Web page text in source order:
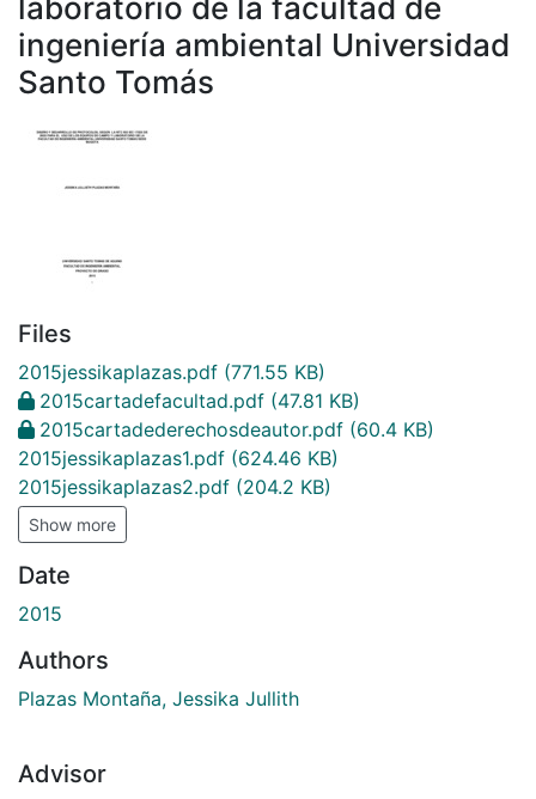
laboratorio de la facultad de
ingeniería ambiental Universidad
Santo Tomás
Files
2015jessikaplazas.pdf (771.55 KB)
2015cartadefacultad.pdf (47.81 KB)
2015cartadederechosdeautor.pdf (60.4 KB)
2015jessikaplazas1.pdf (624.46 KB)
2015jessikaplazas2.pdf (204.2 KB)
Show more
Date
2015
Authors
Plazas Montaña, Jessika Jullith
Advisor